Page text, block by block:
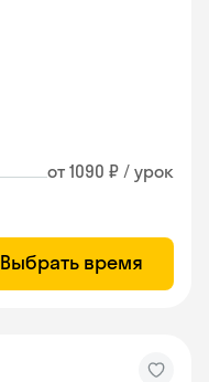
от 1090 ₽ / урок
Выбрать время